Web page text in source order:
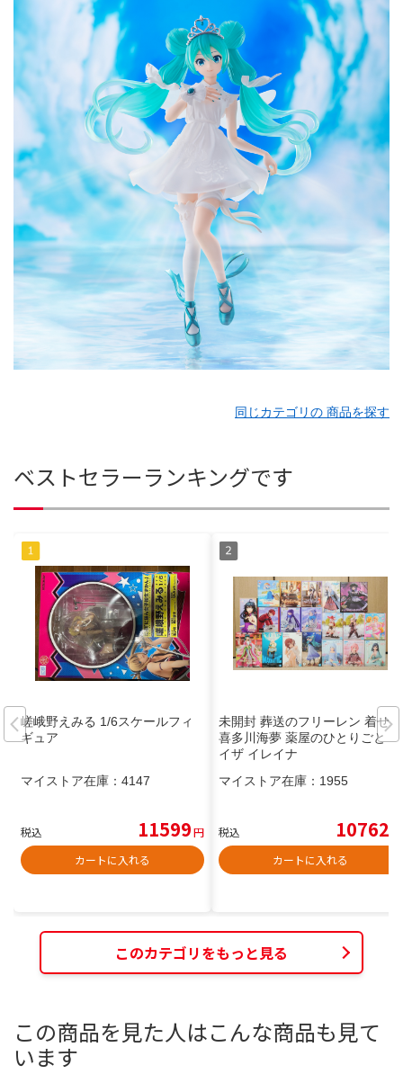
同じカテゴリの 商品を探す
ベストセラーランキングです
嵯峨野えみる 1/6スケールフィ
ギュア
マイストア在庫： 4147
税込 11599円
カートに入れる
未開封 葬送のフリーレン 着せ恋
喜多川海夢 薬屋のひとりごと ラ
イザ イレイナ
マイストア在庫： 1955
税込 10762
カートに入れる
このカテゴリをもっと見る
この商品を見た人はこんな商品も見て
います